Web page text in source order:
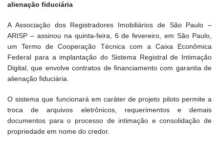
alienação fiduciária
A Associação dos Registradores Imobiliários de São Paulo –
ARISP – assinou na quinta-feira, 6 de fevereiro, em São Paulo,
um Termo de Cooperação Técnica com a Caixa Econômica
Federal para a implantação do Sistema Registral de Intimação
Digital, que envolve contratos de financiamento com garantia de
alienação fiduciária.
O sistema que funcionará em caráter de projeto piloto permite a
troca de arquivos eletrônicos, requerimentos e demais
documentos para o processo de intimação e consolidação de
propriedade em nome do credor.